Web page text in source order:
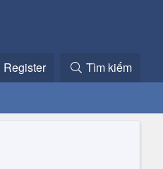
Register Tìm kiếm